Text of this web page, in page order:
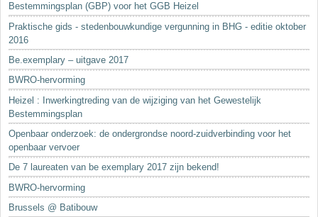
Bestemmingsplan (GBP) voor het GGB Heizel
Praktische gids - stedenbouwkundige vergunning in BHG - editie oktober
2016
Be.exemplary – uitgave 2017
BWRO-hervorming
Heizel : Inwerkingtreding van de wijziging van het Gewestelijk
Bestemmingsplan
Openbaar onderzoek: de ondergrondse noord-zuidverbinding voor het
openbaar vervoer
De 7 laureaten van be exemplary 2017 zijn bekend!
BWRO-hervorming
Brussels @ Batibouw